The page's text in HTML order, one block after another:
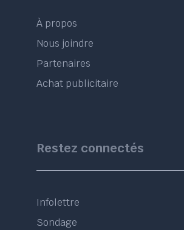
À propos
Nous joindre
Partenaires
Achat publicitaire
Restez connectés
Infolettre
Sondage